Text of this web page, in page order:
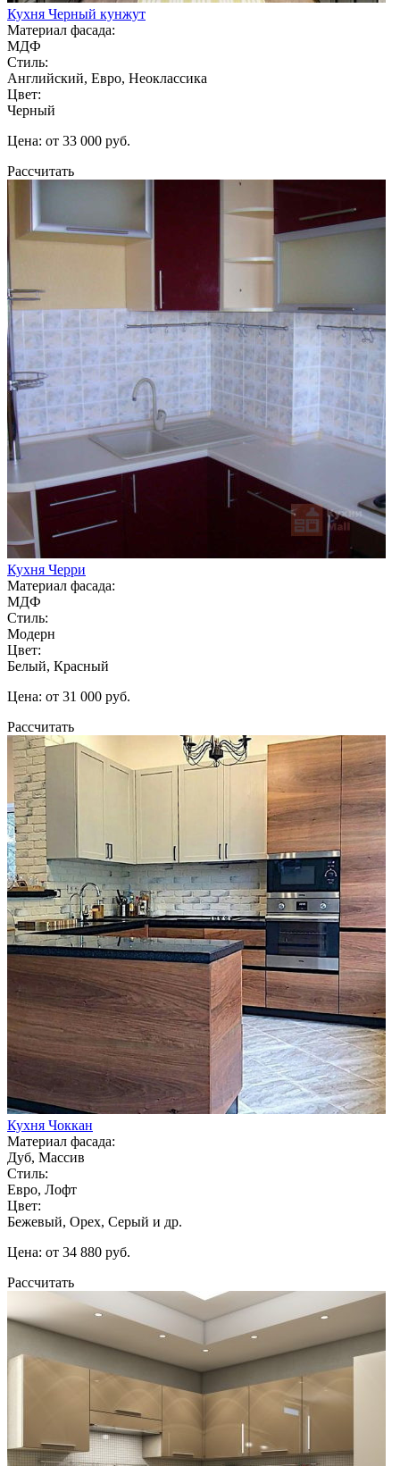
Кухня Черный кунжут
Материал фасада:
МДФ
Стиль:
Английский, Евро, Неоклассика
Цвет:
Черный
Цена: от 33 000 руб.
Рассчитать
Кухня Черри
Материал фасада:
МДФ
Стиль:
Модерн
Цвет:
Белый, Красный
Цена: от 31 000 руб.
Рассчитать
Кухня Чоккан
Материал фасада:
Дуб, Массив
Стиль:
Евро, Лофт
Цвет:
Бежевый, Орех, Серый и др.
Цена: от 34 880 руб.
Рассчитать